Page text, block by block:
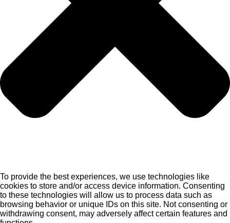
To provide the best experiences, we use technologies like
cookies to store and/or access device information. Consenting
to these technologies will allow us to process data such as
browsing behavior or unique IDs on this site. Not consenting or
withdrawing consent, may adversely affect certain features and